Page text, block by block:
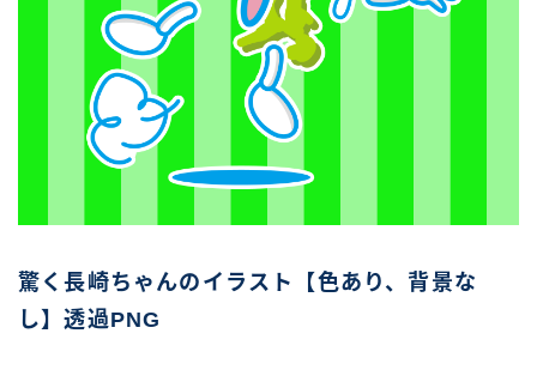
驚く長崎ちゃんのイラスト【色あり、背景な
し】透過PNG